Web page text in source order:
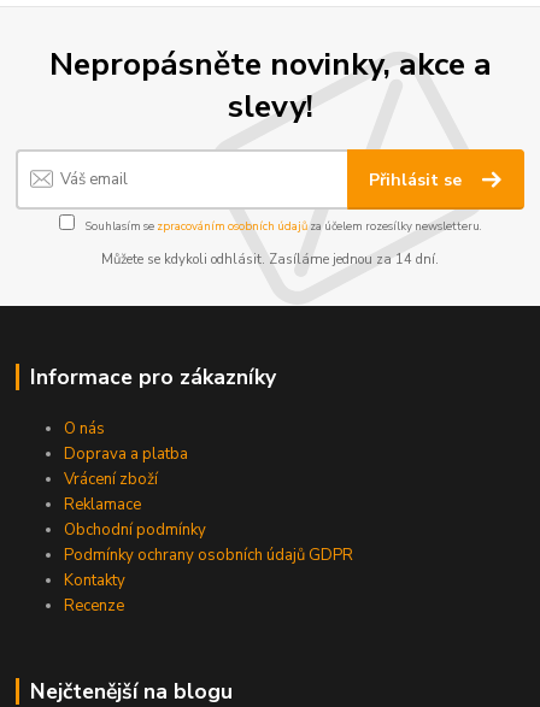
Nepropásněte novinky, akce a
slevy!
Přihlásit se
Souhlasím se zpracováním osobních údajůza účelem rozesílky newsletteru.
Můžete se kdykoli odhlásit. Zasíláme jednou za 14 dní.
Informace pro zákazníky
O nás
Doprava a platba
Vrácení zboží
Reklamace
Obchodní podmínky
Podmínky ochrany osobních údajů GDPR
Kontakty
Recenze
Nejčtenější na blogu